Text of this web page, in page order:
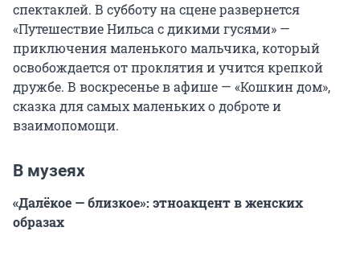
спектаклей. В субботу на сцене развернется
«Путешествие Нильса с дикими гусями» —
приключения маленького мальчика, который
освобождается от проклятия и учится крепкой
дружбе. В воскресенье в афише — «Кошкин дом»,
сказка для самых маленьких о доброте и
взаимопомощи.
В музеях
«Далëкое — близкое»: этноакцент в женских
образах